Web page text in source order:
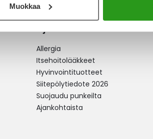
Muokkaa
Ajankohtaista
Allergia
Itsehoitolääkkeet
Hyvinvointituotteet
Siitepölytiedote 2026
Suojaudu punkeilta
Ajankohtaista